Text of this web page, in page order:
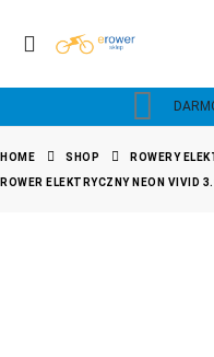
HOME SHOP ROWERY
ROWER ELEKTRYCZNY NEON VIVID